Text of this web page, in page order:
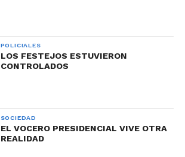
POLICIALES
LOS FESTEJOS ESTUVIERON
CONTROLADOS
SOCIEDAD
EL VOCERO PRESIDENCIAL VIVE OTRA
REALIDAD